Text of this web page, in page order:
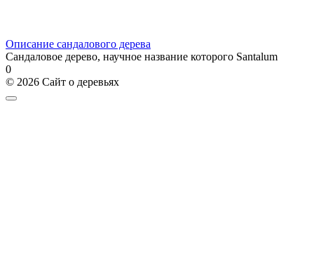
Описание сандалового дерева
Сандаловое дерево, научное название которого Santalum
0
© 2026 Сайт о деревьях